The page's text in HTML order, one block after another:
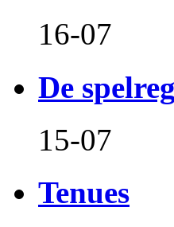
16-07
De
15-07
Tenues